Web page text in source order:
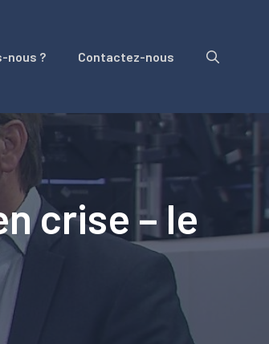
nous ? Contactez-nous
crise – le